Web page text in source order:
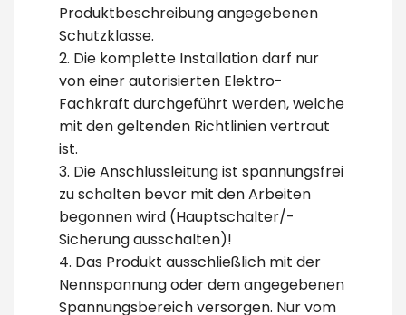
Produktbeschreibung angegebenen
Schutzklasse.
2. Die komplette Installation darf nur
von einer autorisierten Elektro-
Fachkraft durchgeführt werden, welche
mit den geltenden Richtlinien vertraut
ist.
3. Die Anschlussleitung ist spannungsfrei
zu schalten bevor mit den Arbeiten
begonnen wird (Hauptschalter/-
Sicherung ausschalten)!
4. Das Produkt ausschließlich mit der
Nennspannung oder dem angegebenen
Spannungsbereich versorgen. Nur vom